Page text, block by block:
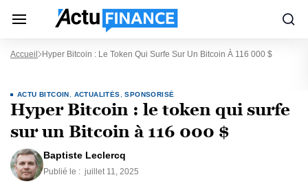
Accueil Hyper Bitcoin : Le Token Qui Surfe Sur Un Bitcoin À 116 000 $
ACTU BITCOIN ACTUALITÉS ,SPONSORISÉ
Hyper Bitcoin : le token qui surfe
sur un Bitcoin à 116 000 $
Baptiste Leclercq
Publié le : juillet 11, 2025